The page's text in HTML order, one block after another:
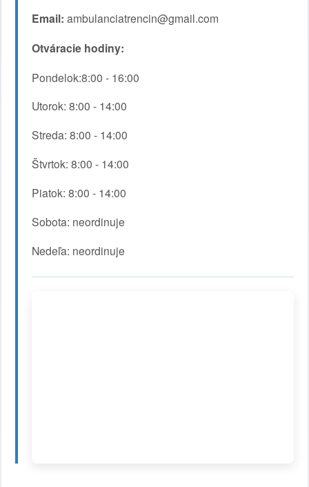
Email: ambulanciatrencin@gmail.com
Otváracie hodiny:
Pondelok:8:00 - 16:00
Utorok: 8:00 - 14:00
Streda: 8:00 - 14:00
Štvrtok: 8:00 - 14:00
Piatok: 8:00 - 14:00
Sobota: neordinuje
Nedeľa: neordinuje